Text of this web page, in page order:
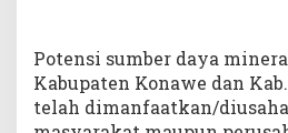
Potensi sumber daya
Kabupaten Konawe dan
telah dimanfaatkan/